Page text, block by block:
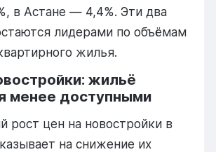
в Астане — 4,4%. Эти два
лидерами по объёмам
жилья.
жильё
менее доступными
рост цен на новостройки в
на снижение их